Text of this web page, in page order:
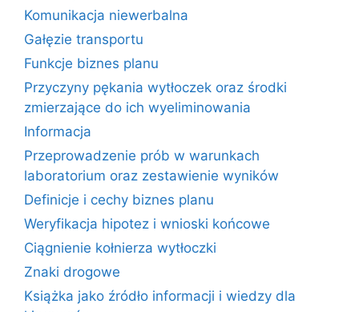
Komunikacja niewerbalna
Gałęzie transportu
Funkcje biznes planu
Przyczyny pękania wytłoczek oraz środki
zmierzające do ich wyeliminowania
Informacja
Przeprowadzenie prób w warunkach
laboratorium oraz zestawienie wyników
Definicje i cechy biznes planu
Weryfikacja hipotez i wnioski końcowe
Ciągnienie kołnierza wytłoczki
Znaki drogowe
Książka jako źródło informacji i wiedzy dla